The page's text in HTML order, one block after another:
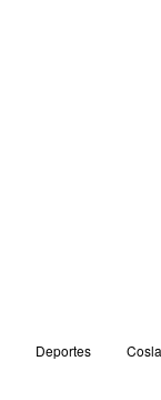
Deportes